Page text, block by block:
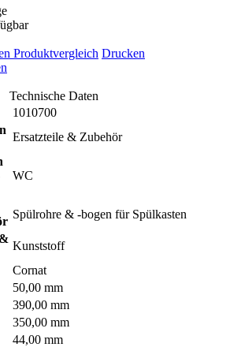
Produktvergleich Drucken
Technische Daten
1010700
Ersatzteile & Zubehör
WC
Spülrohre & -bogen für Spülkasten
Kunststoff
Cornat
50,00 mm
390,00 mm
350,00 mm
44,00 mm